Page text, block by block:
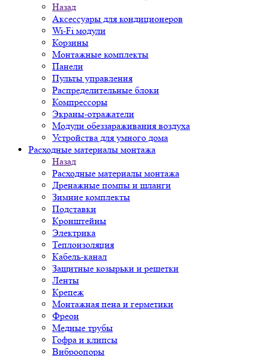
Назад
Аксессуары для кондиционеров
Wi-Fi модули
Корзины
Монтажные комплекты
Панели
Пульты управления
Распределительные блоки
Компрессоры
Экраны-отражатели
Модули обеззараживания воздуха
Устройства для умного дома
Расходные материалы монтажа
Назад
Расходные материалы монтажа
Дренажные помпы и шланги
Зимние комплекты
Подставки
Кронштейны
Электрика
Теплоизоляция
Кабель-канал
Защитные козырьки и решетки
Ленты
Крепеж
Монтажная пена и герметики
Фреон
Медные трубы
Гофра и клипсы
Виброопоры